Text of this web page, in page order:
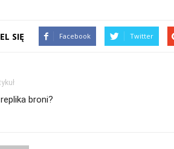
SIĘ Facebook Twitter
broni?